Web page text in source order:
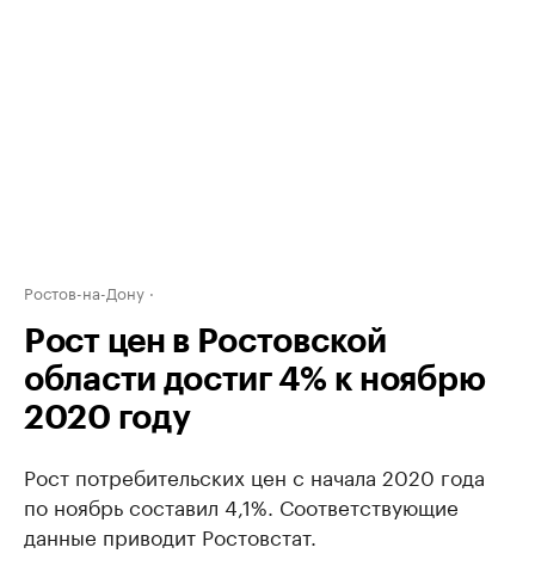
Ростов-на-Дону
Рост цен в Ростовской
области достиг 4% к ноябрю
2020 году
Рост потребительских цен с начала 2020 года
по ноябрь составил 4,1%. Соответствующие
данные приводит Ростовстат.